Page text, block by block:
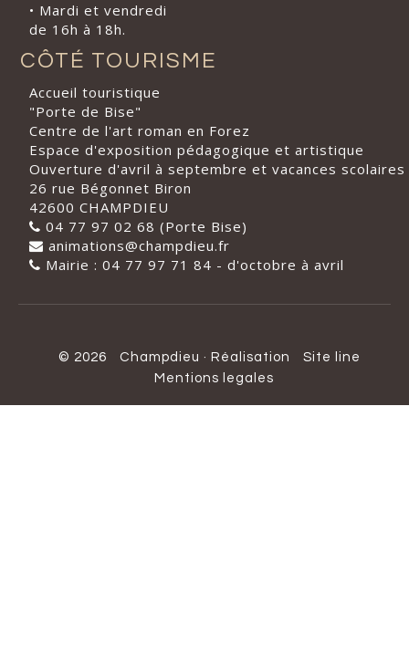
• Mardi et vendredi
de 16h à 18h.
CÔTÉ TOURISME
Accueil touristique
"Porte de Bise"
Centre de l'art roman en Forez
Espace d'exposition pédagogique et artistique
Ouverture d'avril à septembre et vacances scolaires
26 rue Bégonnet Biron
42600 CHAMPDIEU
04 77 97 02 68 (Porte Bise)
animations@champdieu.fr
Mairie : 04 77 97 71 84 - d'octobre à avril
© 2026 Champdieu · Réalisation
Site line
Mentions legales